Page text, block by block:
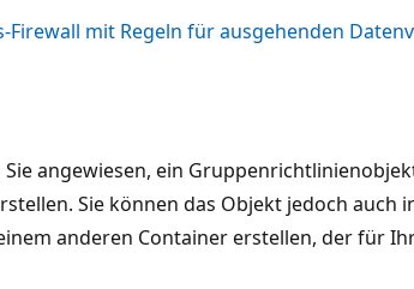
mit Regeln für ausgehenden
angewiesen, ein
Sie können das Objekt jedoch auch
anderen Container erstellen, der für